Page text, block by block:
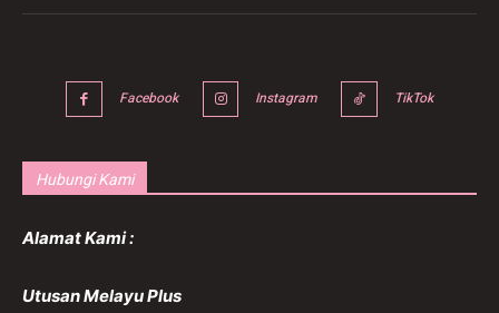
Facebook Instagram TikTok
Hubungi Kami
Alamat Kami :
Utusan Melayu Plus